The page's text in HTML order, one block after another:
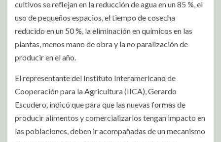
cultivos se reflejan en la reducción de agua en un 85 %, el
uso de pequeños espacios, el tiempo de cosecha
reducido en un 50 %, la eliminación en químicos en las
plantas, menos mano de obra y la no paralización de
producir en el año.
El representante del Instituto Interamericano de
Cooperación para la Agricultura (IICA), Gerardo
Escudero, indicó que para que las nuevas formas de
producir alimentos y comercializarlos tengan impacto en
las poblaciones, deben ir acompañadas de un mecanismo